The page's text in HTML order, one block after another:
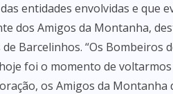
entidades envolvidas e que
dos Amigos da Montanha,
Barcelinhos. “Os Bombeiros
foi o momento de
os Amigos da Montanha